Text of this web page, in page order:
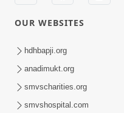
શરીર એ આત્માને
Spiritual Journey |
OUR WEBSITES
hdhbapji.org
anadimukt.org
smvscharities.org
smvshospital.com